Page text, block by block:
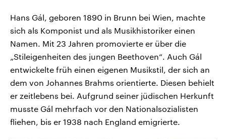
Hans Gál, geboren 1890 in Brunn bei Wien, machte
sich als Komponist und als Musikhistoriker einen
Namen. Mit 23 Jahren promovierte er über die
„Stileigenheiten des jungen Beethoven“. Auch Gál
entwickelte früh einen eigenen Musikstil, der sich an
dem von Johannes Brahms orientierte. Diesen behielt
er zeitlebens bei. Aufgrund seiner jüdischen Herkunft
musste Gál mehrfach vor den Nationalsozialisten
fliehen, bis er 1938 nach England emigrierte.